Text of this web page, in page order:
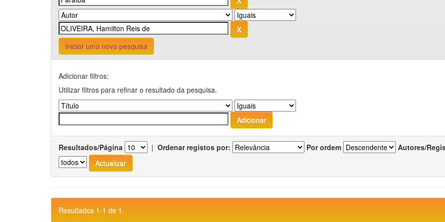
Iniciar uma nova pesquisa
Adicionar filtros:
Utilizar filtros para refinar o resultado da pesquisa.
Resultados/Página | Ordenar registos por: Por ordem Autores/
Resultados 1-1 de 1.